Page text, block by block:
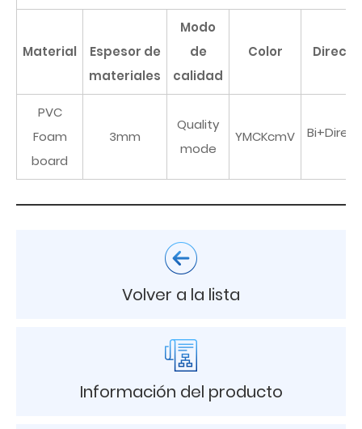
Material
Espesor de
materiales
Modo
de
calidad
Color
PVC
Foam
board
3mm
Quality
mode
YMCKcmV
Volver a la lista
Información del producto